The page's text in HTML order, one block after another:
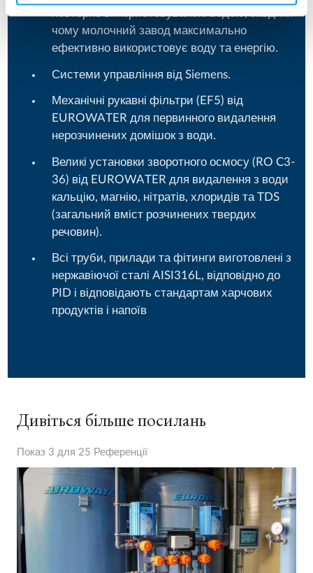
чому молочний завод максимально
ефективно використовує воду та енергію.
Системи управління від Siemens.
Механічні рукавні фільтри (EF5) від
EUROWATER для первинного видалення
нерозчинених домішок з води.
Великі установки зворотного осмосу (RO C3-
36) від EUROWATER для видалення з води
кальцію, магнію, нітратів, хлоридів та TDS
(загальний вміст розчинених твердих
речовин).
Всі труби, прилади та фітинги виготовлені з
нержавіючої сталі AISI316L, відповідно до
PID і відповідають стандартам харчових
продуктів і напоїв
Дивіться більше посилань
Показ 3 для 25 Референції